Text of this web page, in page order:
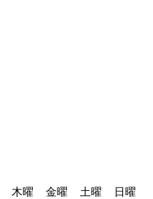
木曜
金曜
土曜
日曜